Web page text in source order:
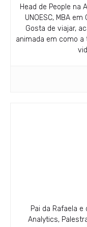
Head de People na
UNOESC, MBA
Gosta de viajar,
animada em como a
Pai da Rafaela e
Analytics,